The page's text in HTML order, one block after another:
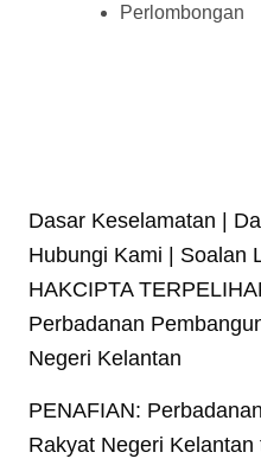
Perlombongan
Dasar Keselamatan |
Hubungi Kami | Soalan
HAKCIPTA
Perbadanan
Negeri Kelantan
PENAFIAN:
Rakyat Negeri